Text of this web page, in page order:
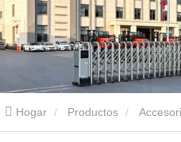
Hogar Productos